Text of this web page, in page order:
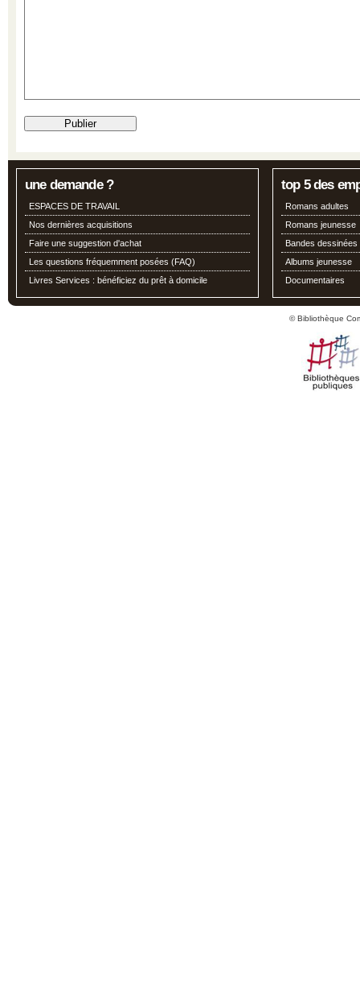
une demande ?
ESPACES DE TRAVAIL
Nos dernières acquisitions
Faire une suggestion d'achat
Les questions fréquemment posées (FAQ)
Livres Services : bénéficiez du prêt à domicile
top 5 des
Romans adultes
Romans jeunesse
Bandes dessinées
Albums jeunesse
Documentaires
© Bibliothèque